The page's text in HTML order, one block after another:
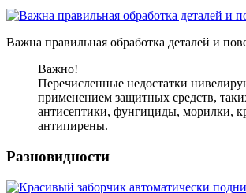
Важна правильная обработка деталей и
Важно!
Перечисленные недостатки
применением защитных средств,
антисептики, фунгициды, морилки,
антипирены.
Разновидности